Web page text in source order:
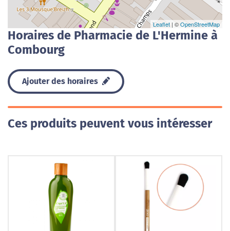
Leaflet | ©OpenStreetMap
Horaires de Pharmacie de L'Hermine à
Combourg
Ajouter des horaires
Ces produits peuvent vous intéresser